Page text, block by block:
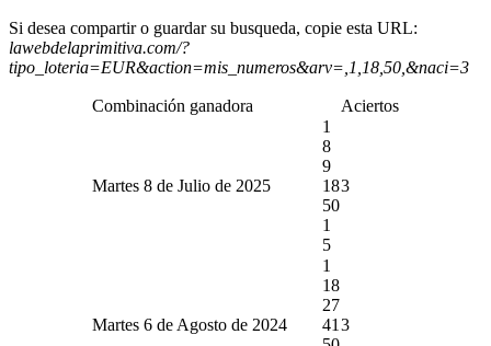
Si desea compartir o guardar su busqueda, copie esta URL:
lawebdelaprimitiva.com/?
tipo_loteria=EUR&action=mis_numeros&arv=,1,18,50,&naci=3
Combinación ganadora Aciertos
Martes 8 de Julio de 2025
1
8
9
18
50
1
5
3
Martes 6 de Agosto de 2024
1
18
27
41 3